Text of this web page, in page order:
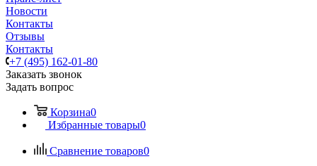
Новости
Контакты
Отзывы
Контакты
+7 (495) 162-01-80
Заказать звонок
Задать вопрос
Корзина0
Избранные товары0
Сравнение товаров0